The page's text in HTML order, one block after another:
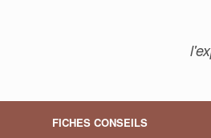
FICHES CONSEILS